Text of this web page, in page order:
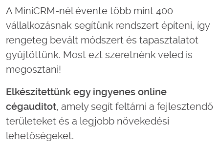
A MiniCRM-nél évente több mint 400
vállalkozásnak segítünk rendszert építeni, így
rengeteg bevált módszert és tapasztalatot
gyűjtöttünk. Most ezt szeretnénk veled is
megosztani!
Elkészítettünk egy ingyenes online
cégauditot, amely segít feltárni a fejlesztendő
területeket és a legjobb növekedési
lehetőségeket.